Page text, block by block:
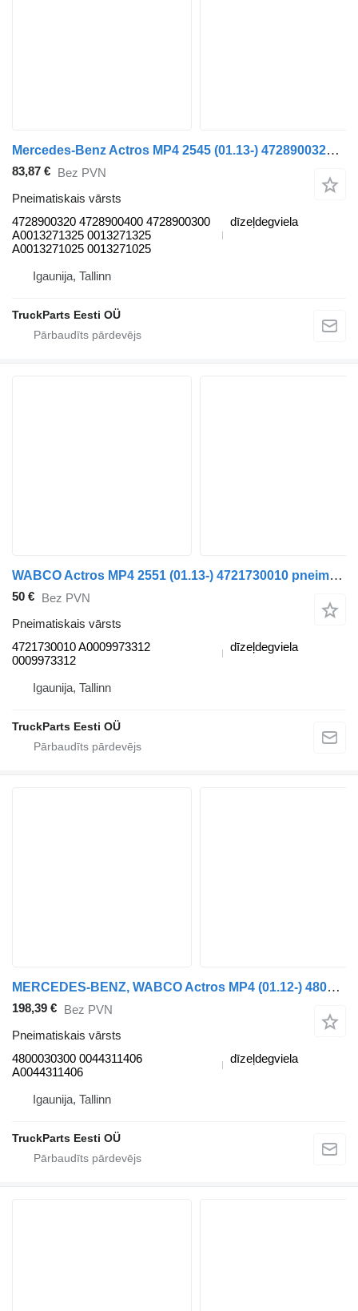
Mercedes-Benz Actros MP4 2545 (01.13-) 4728900320 pneimatiskais vārsts paredzēts Mercedes-Benz Actros MP4 Antos Arocs (2012-) vilcēja
83,87 € Bez PVN
Pneimatiskais vārsts
4728900320 4728900400 4728900300
A0013271325 0013271325
A0013271025 0013271025
dīzeļdegviela
Igaunija, Tallinn
TruckParts Eesti OÜ
WABCO Actros MP4 2551 (01.13-) 4721730010 pneimatiskais vārsts paredzēts Mercedes-Benz Actros MP4 Antos Arocs (2012-) vilcēja
50 € Bez PVN
Pneimatiskais vārsts
4721730010 A0009973312
0009973312
dīzeļdegviela
Igaunija, Tallinn
TruckParts Eesti OÜ
MERCEDES-BENZ, WABCO Actros MP4 (01.12-) 4800030300 pneimatiskais vārsts paredzēts Mercedes-Benz Actros MP4 Antos Arocs (2012-) vilcēja
198,39 € Bez PVN
Pneimatiskais vārsts
4800030300 0044311406
A0044311406
dīzeļdegviela
Igaunija, Tallinn
TruckParts Eesti OÜ